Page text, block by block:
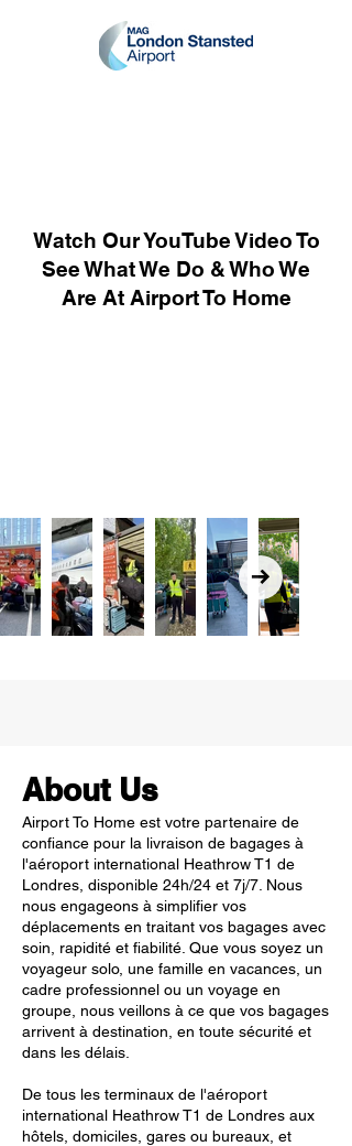
Watch Our YouTube Video To
See What We Do & Who We
Are At Airport To Home
About Us
Airport To Home est votre partenaire de
confiance pour la livraison de bagages à
l'aéroport international Heathrow T1 de
Londres, disponible 24h/24 et 7j/7. Nous
nous engageons à simplifier vos
déplacements en traitant vos bagages avec
soin, rapidité et fiabilité. Que vous soyez un
voyageur solo, une famille en vacances, un
cadre professionnel ou un voyage en
groupe, nous veillons à ce que vos bagages
arrivent à destination, en toute sécurité et
dans les délais.
De tous les terminaux de l'aéroport
international Heathrow T1 de Londres aux
hôtels, domiciles, gares ou bureaux, et